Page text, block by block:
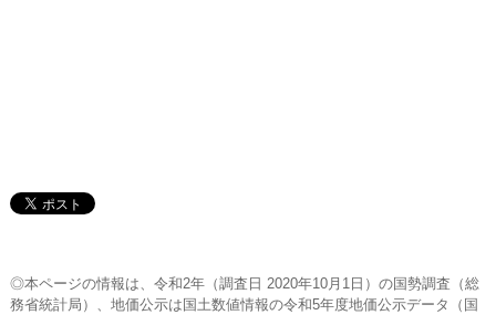
◎本ページの情報は、令和2年（調査日 2020年10月1日）の国勢調査（総
務省統計局）、地価公示は国土数値情報の令和5年度地価公示データ（国